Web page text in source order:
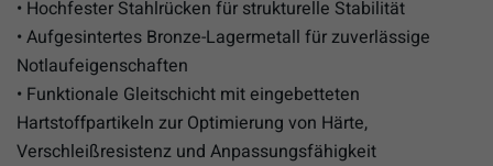
• Hochfester Stahlrücken für strukturelle Stabilität
• Aufgesintertes Bronze-Lagermetall für zuverlässige
Notlaufeigenschaften
• Funktionale Gleitschicht mit eingebetteten
Hartstoffpartikeln zur Optimierung von Härte,
Verschleißresistenz und Anpassungsfähigkeit